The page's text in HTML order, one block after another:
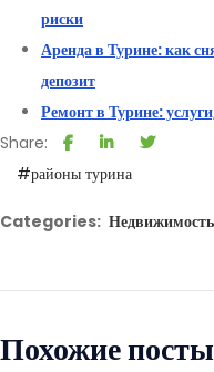
риски
Аренда в Турине: как
депозит
Ремонт в Турине:
Share:
#районы турина
Categories:
Похожие посты